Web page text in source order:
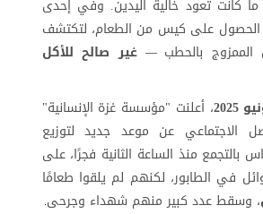
ما كانت تعود خالية اليدين. وفي إحدى
الحصول على كيس من الطعام، لتكتشف
الممزوج بالحطب —غير صالح للأكل
2025
، أعلنت "مؤسسة غزة الإنسانية"
الاجتماعي عن موعد جديد لتوزيع
بالتجمع منذ الساعة الثانية فجرًا، على
في الطابور، لكنهم لم يلقوا طعامًا
، وسقط عدد كبير منهم شهداء وجرحى.